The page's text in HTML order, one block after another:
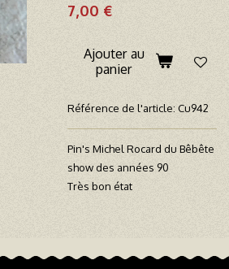
7,00 €
Ajouter au
panier
Référence de l'article: Cu942
Pin's Michel Rocard du Bêbête
show des années 90
Très bon état